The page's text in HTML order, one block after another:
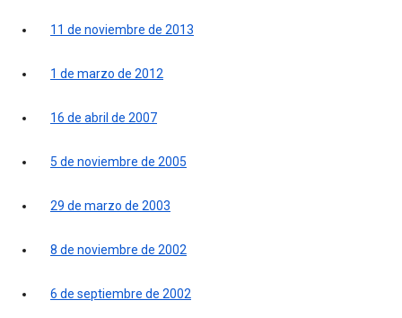
11 de noviembre de 2013
1 de marzo de 2012
16 de abril de 2007
5 de noviembre de 2005
29 de marzo de 2003
8 de noviembre de 2002
6 de septiembre de 2002